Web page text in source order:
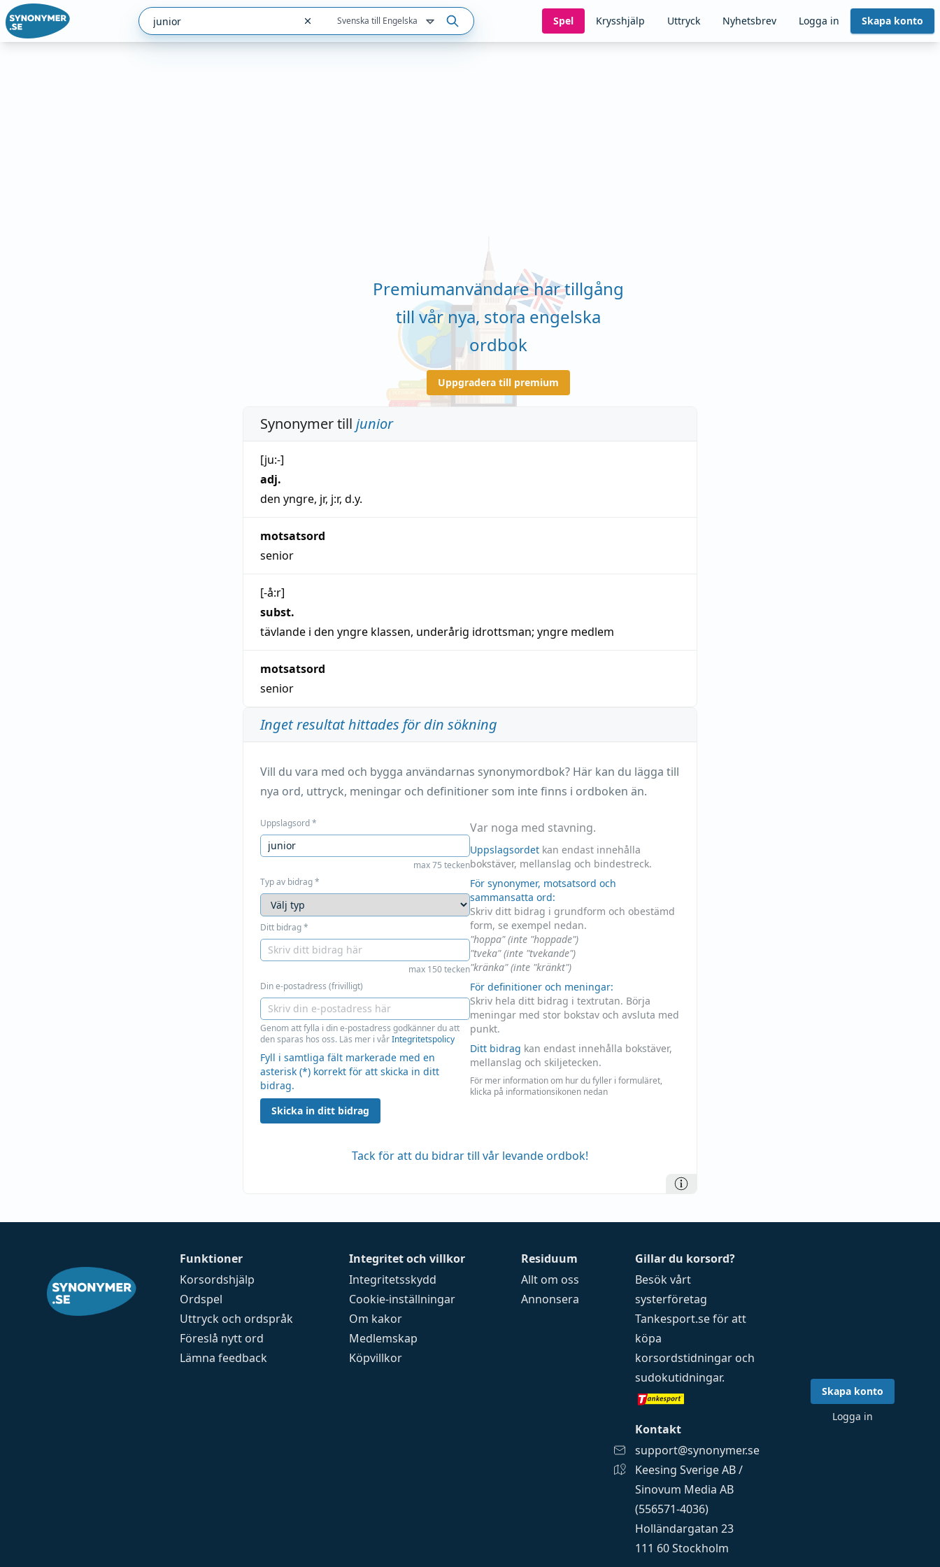
Svenska till Engelska Spel Krysshjälp Uttryck Nyhetsbrev Logga in Skapa konto
Premiumanvändare har tillgång
till vår nya, stora engelska
ordbok
Uppgradera till premium
Synonymer till junior
Uttal:
[ju:-]
adj.
den yngre, jr, j:r, d.y.
motsatsord
senior
Uttal:
[-å:r]
subst.
tävlande i den yngre klassen, underårig idrottsman; yngre medlem
motsatsord
senior
Inget resultat hittades för din sökning
Vill du vara med och bygga användarnas synonymordbok? Här kan du lägga till
nya ord, uttryck, meningar och definitioner som inte finns i ordboken än.
Uppslagsord*
max 75 tecken
Typ av bidrag*
Ditt bidrag*
max 150 tecken
Din e-postadress (frivilligt)
Genom att fylla i din e-postadress godkänner du att
den sparas hos oss. Läs mer i vårIntegritetspolicy
Fyll i samtliga fält markerade med en
asterisk (*) korrekt för att skicka in ditt
bidrag.
Skicka in ditt bidrag
Var noga med stavning.
Uppslagsordet kan endast innehålla
bokstäver, mellanslag och bindestreck.
För synonymer, motsatsord och
sammansatta ord:
Skriv ditt bidrag i grundform och obestämd
form, se exempel nedan.
"hoppa" (inte "hoppade")
"tveka" (inte "tvekande")
"kränka" (inte "kränkt")
För definitioner och meningar:
Skriv hela ditt bidrag i textrutan. Börja
meningar med stor bokstav och avsluta med
punkt.
Ditt bidrag kan endast innehålla bokstäver,
mellanslag och skiljetecken.
För mer information om hur du fyller i formuläret,
klicka på informationsikonen nedan
Tack för att du bidrar till vår levande ordbok!
Funktioner
Korsordshjälp
Ordspel
Uttryck och ordspråk
Föreslå nytt ord
Lämna feedback
Integritet och villkor
Integritetsskydd
Cookie-inställningar
Om kakor
Medlemskap
Köpvillkor
Residuum
Allt om oss
Annonsera
Gillar du korsord?
Besök vårt
systerföretag
Tankesport.seför att
köpa
korsordstidningar och
sudokutidningar.
Kontakt
support@synonymer.se
Keesing Sverige AB /
Sinovum Media AB
(556571-4036)
Holländargatan 23
111 60 Stockholm
Skapa konto
Logga in